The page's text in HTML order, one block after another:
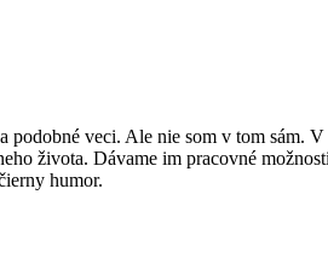
veci. Ale nie som v tom sám.
života. Dávame im pracovné
humor.